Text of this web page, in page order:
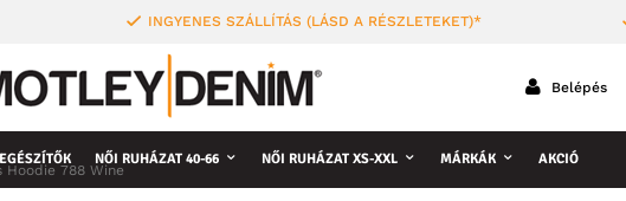
INGYENES SZÁLLÍTÁS (LÁSD A RÉSZLETEKET)*
Belépés
NŐI RUHÁZAT 40-66 NŐI RUHÁZAT XS-XXL MÁRKÁK AKCIÓ
Hoodie 788 Wine